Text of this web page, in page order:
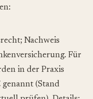
Nachweis
Für
in der Praxis
(Stand